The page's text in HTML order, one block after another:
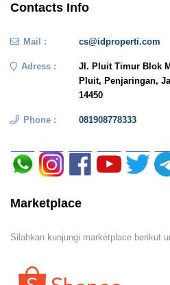
Contacts Info
Mail : cs@idproperti.com
Adress :
Jl. Pluit Timur Blok
Pluit, Penjaringan,
14450
Phone : 081908778333
Marketplace
Silahkan kunjungi marketplace berikut